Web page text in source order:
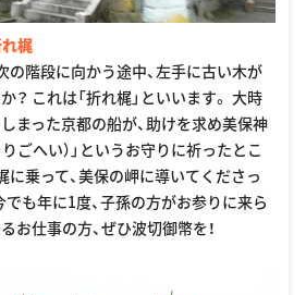
梶
の階段に向かう途中、左手に古い木が
？ これは「折れ梶」といいます。 大時
しまった京都の船が、助けを求め美保神
ごへい）」というお守りに祈ったとこ
に乗って、美保の岬に導いてくださっ
でも年に1度、子孫の方がお参りに来ら
お仕事の方、ぜひ波切御幣を！